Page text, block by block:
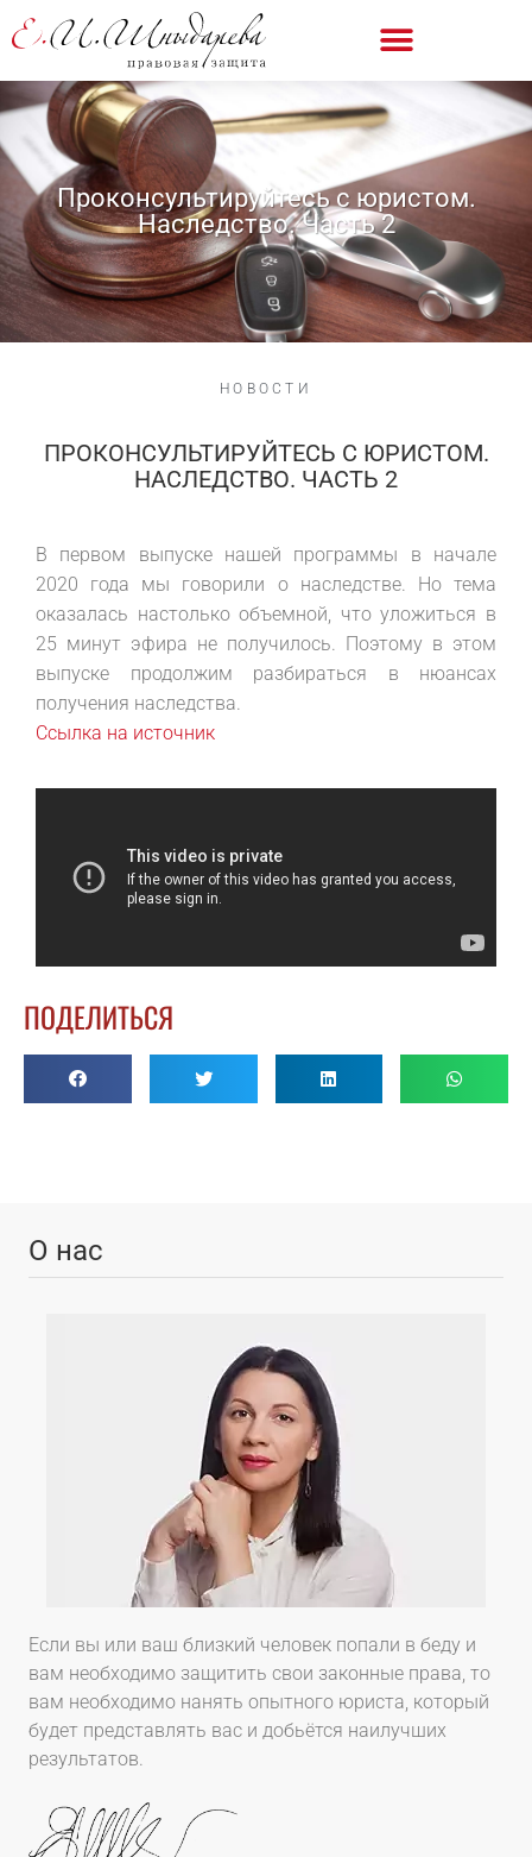
Проконсультируйтесь с юристом.
Наследство. Часть 2
НОВОСТИ
ПРОКОНСУЛЬТИРУЙТЕСЬ С ЮРИСТОМ.
НАСЛЕДСТВО. ЧАСТЬ 2
В первом выпуске нашей программы в начале
2020 года мы говорили о наследстве. Но тема
оказалась настолько объемной, что уложиться в
25 минут эфира не получилось. Поэтому в этом
выпуске продолжим разбираться в нюансах
получения наследства.
Ссылка на источник
ПОДЕЛИТЬСЯ
О нас
Если вы или ваш близкий человек попали в беду и
вам необходимо защитить свои законные права, то
вам необходимо нанять опытного юриста, который
будет представлять вас и добьётся наилучших
результатов.